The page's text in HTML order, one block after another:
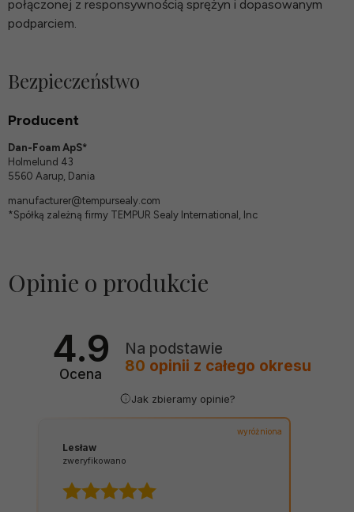
połączonej z responsywnością sprężyn i dopasowanym
podparciem.
Bezpieczeństwo
Producent
Dan-Foam ApS*
Holmelund 43
5560 Aarup, Dania
manufacturer@tempursealy.com
*Spółką zależną firmy TEMPUR Sealy International, Inc
Opinie o produkcie
4.9
Ocena
Na podstawie
80 opinii z całego okresu
Jak zbieramy opinie?
wyróżniona
Lesław
zweryfikowano